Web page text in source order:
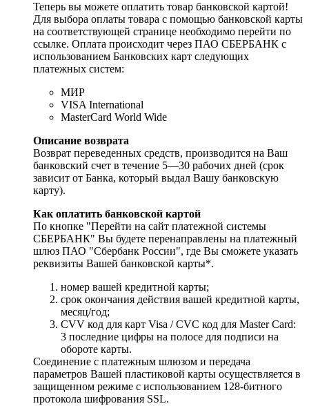
Теперь вы можете оплатить товар банковской картой!
Для выбора оплаты товара с помощью банковской карты
на соответствующей странице необходимо перейти по
ссылке. Оплата происходит через ПАО СБЕРБАНК с
использованием Банковских карт следующих
платежных систем:
МИР
VISA International
MasterCard World Wide
Описание возврата
Возврат переведенных средств, производится на Ваш
банковский счет в течение 5—30 рабочих дней (срок
зависит от Банка, который выдал Вашу банковскую
карту).
Как оплатить банковской картой
По кнопке "Перейти на сайт платежной системы
СБЕРБАНК" Вы будете перенаправлены на платежный
шлюз ПАО "Сбербанк России", где Вы сможете указать
реквизиты Вашей банковской карты*.
номер вашей кредитной карты;
cрок окончания действия вашей кредитной карты,
месяц/год;
CVV код для карт Visa / CVC код для Master Card:
3 последние цифры на полосе для подписи на
обороте карты.
Соединение с платежным шлюзом и передача
параметров Вашей пластиковой карты осуществляется в
защищенном режиме с использованием 128-битного
протокола шифрования SSL.